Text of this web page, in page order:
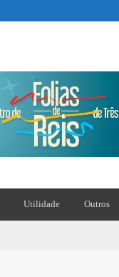
Utilidade Outros